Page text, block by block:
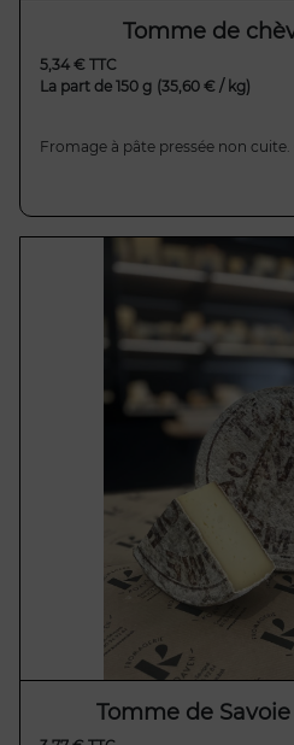
Tomme de
5,34 € TTC
La part de 150 g (35,60 € / kg)
Fromage à pâte pressée non cuite.
Tomme de